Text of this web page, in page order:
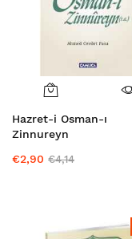
Hazret-i Osman-ı
Zinnureyn
€2,90 €4,14